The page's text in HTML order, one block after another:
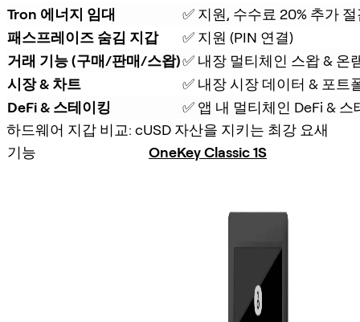
Tron 에너지 임대
✅ 지원, 수수료 20% 추가
패스프레이즈 숨김 지갑
✅ 지원 (PIN 연결)
거래 기능 (구매/판매/스왑)✅ 내장 멀티체인 스왑 & 온
시장 & 차트
✅ 내장 시장 데이터 & 포트
DeFi & 스테이킹
✅ 앱 내 멀티체인 DeFi &
하드웨어 지갑 비교: cUSD 자산을 지키는 최강 요새
기능
OneKey Classic 1S